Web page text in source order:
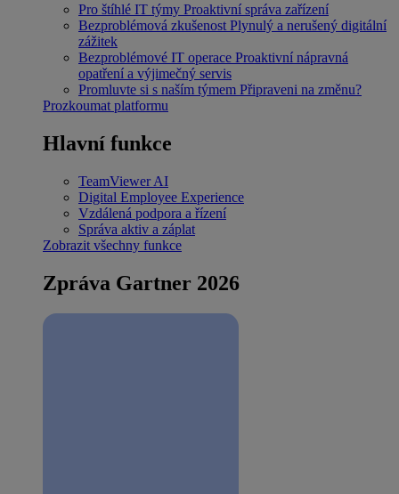
Pro štíhlé IT týmy Proaktivní správa zařízení
Bezproblémová zkušenost Plynulý a nerušený digitální
zážitek
Bezproblémové IT operace Proaktivní nápravná
opatření a výjimečný servis
Promluvte si s naším týmem Připraveni na změnu?
Prozkoumat platformu
Hlavní funkce
TeamViewer AI
Digital Employee Experience
Vzdálená podpora a řízení
Správa aktiv a záplat
Zobrazit všechny funkce
Zpráva Gartner 2026